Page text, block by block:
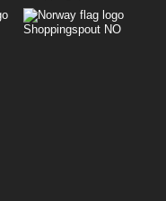
Shoppingspout NO